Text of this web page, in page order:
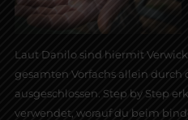
Laut Danilo sind hiermit
gesamten Vorfachs allein durch
ausgeschlossen. Step by Step
verwendet, worauf du beim